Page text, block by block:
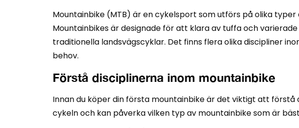
Mountainbike (MTB) är en cykelsport som utförs på olika
Mountainbikes är designade för att klara av tuffa och
traditionella landsvägscyklar. Det finns flera olika discipliner
behov.
Förstå disciplinerna inom mountainbike
Innan du köper din första mountainbike är det viktigt att
cykeln och kan påverka vilken typ av mountainbike som är